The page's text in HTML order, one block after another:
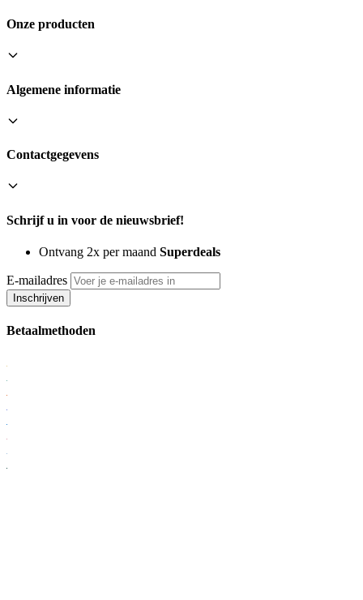
Onze producten
Algemene informatie
Contactgegevens
Schrijf u in voor de nieuwsbrief!
Ontvang 2x per maand Superdeals
E-mailadres
Inschrijven
Betaalmethoden